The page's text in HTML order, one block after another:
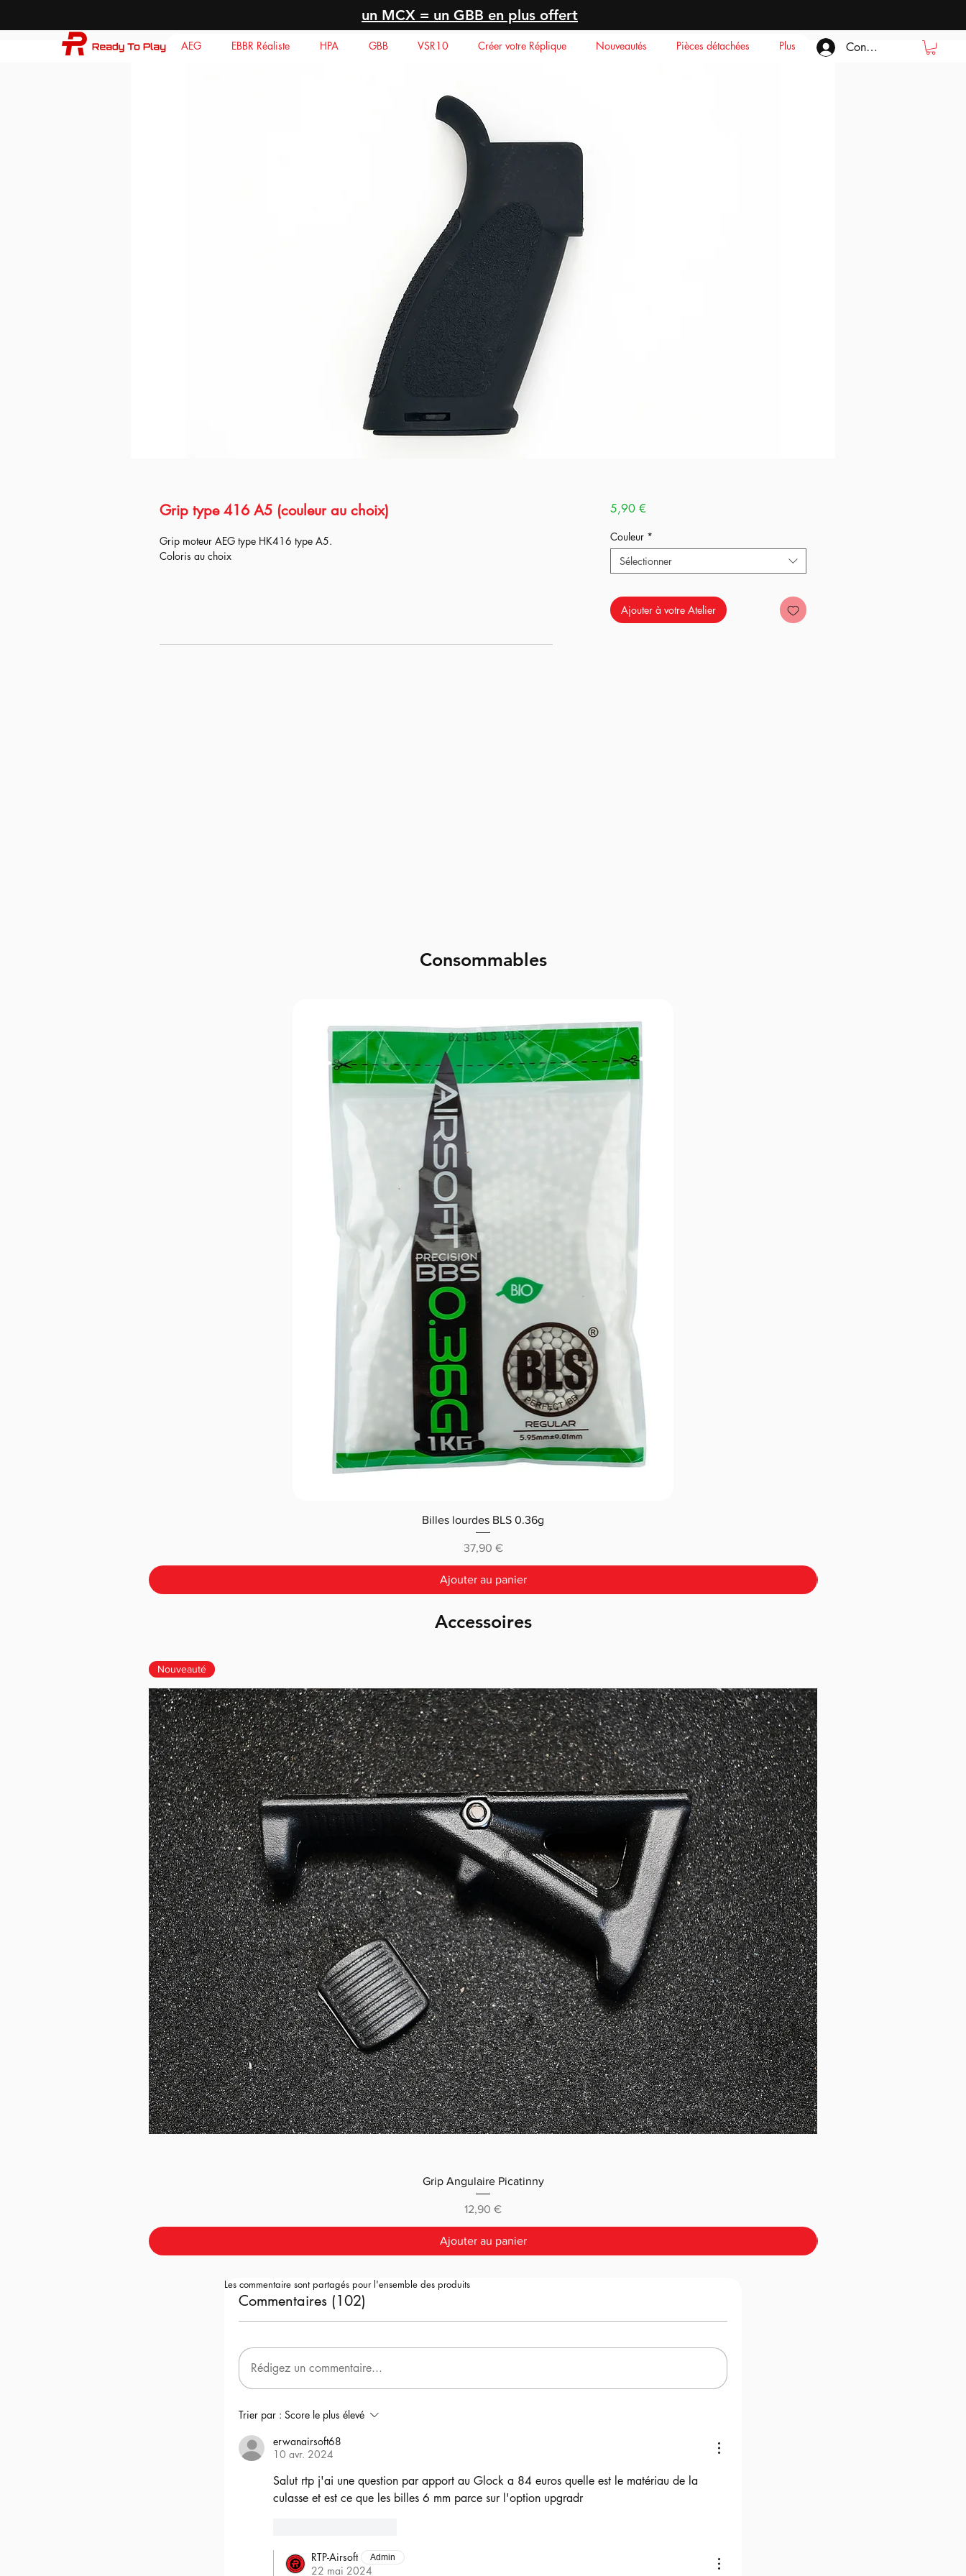
un MCX = un GBB en plus offert
AEG EBBR Réaliste HPA GBB VSR10 Créer votre Réplique Nouveautés Pièces détachées Plus Connexion
Grip type 416 A5 (couleur au choix)
Grip moteur AEG type HK416 type A5.
Coloris au choix
5,90 €Prix
Couleur *
Sélectionner
Ajouter à votre Atelier
Consommables
Billes lourdes BLS 0.36g
Prix
37,90 €
Ajouter au panier
Accessoires
Nouveauté
Grip Angulaire Picatinny
Prix
12,90 €
Ajouter au panier
Commentaires (102)
Rédigez un commentaire...
Trier par : Score le plus élevé
erwanairsoft68
10 avr. 2024
Salut rtp j'ai une question par apport au Glock a 84 euros quelle est le matériau de la
culasse et est ce que les billes 6 mm parce sur l'option upgradr
RTP-Airsoft Admin
22 mai 2024
Les commentaire sont partagés pour l'ensemble des produits